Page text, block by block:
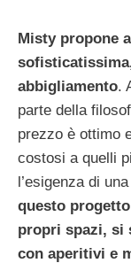
Misty propone
abbigliamento.
parte della
prezzo è ottimo
costosi a quelli
l’esigenza di
questo
propri spazi, si
con aperitivi e